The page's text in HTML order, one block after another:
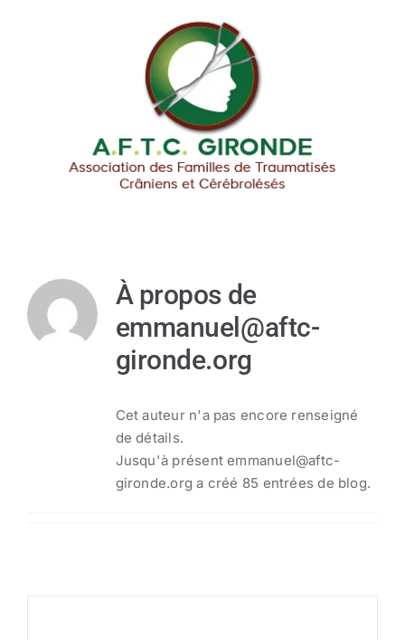
À propos de
emmanuel@aftc-
gironde.org
Cet auteur n'a pas encore renseigné
de détails.
Jusqu'à présent emmanuel@aftc-
gironde.org a créé 85 entrées de blog.